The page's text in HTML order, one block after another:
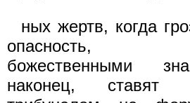
ных жертв, когда
опасность,
божественными
наконец, ставят